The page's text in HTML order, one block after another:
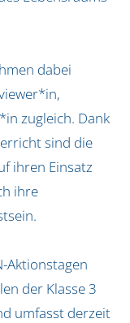
dabei
zugleich. Dank
sind die
ihren Einsatz
ihre
Aktionstagen
der Klasse 3
umfasst derzeit